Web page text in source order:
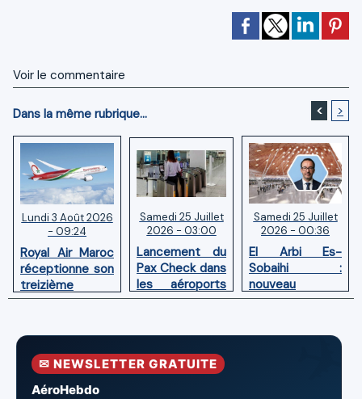
Voir le commentaire
Dans la même rubrique... < >
Lundi 3 Août 2026
- 09:24
Royal Air Maroc
réceptionne son
treizième
Boeing 787
Samedi 25 Juillet
2026 - 03:00
Lancement du
Pax Check dans
les aéroports
du Maroc
Samedi 25 Juillet
2026 - 00:36
El Arbi Es-
Sobaihi :
nouveau
directeur à la
l’Aéroport
Mohammed V
✉ NEWSLETTER GRATUITE
AéroHebdo